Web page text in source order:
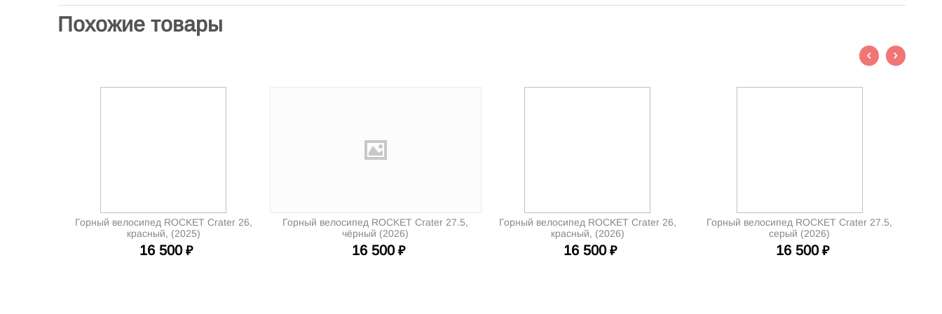
Похожие товары
Горный велосипед ROCKET Crater 26,
красный, (2025)
16 500 ₽
Горный велосипед ROCKET Crater 27.5,
чёрный (2026)
16 500 ₽
Горный велосипед ROCKET Crater 26,
красный, (2026)
16 500 ₽
Горный велосипед ROCKET Crater 27.5,
серый (2026)
16 500 ₽